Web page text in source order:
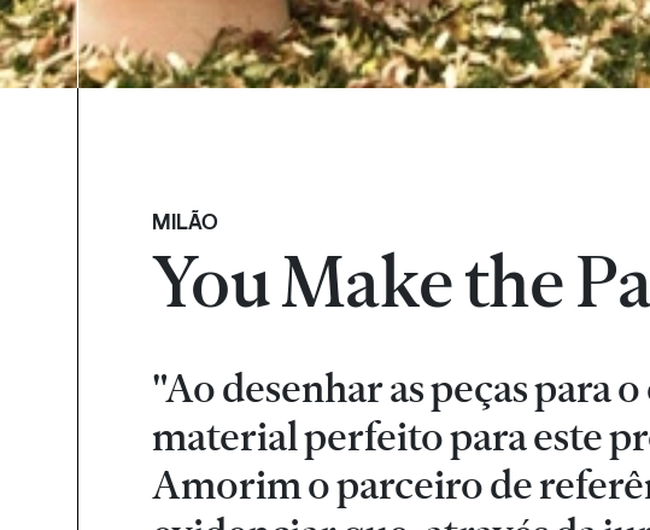
MILÃO
You Make the
"Ao desenhar as peças para
material perfeito para este
Amorim o parceiro de